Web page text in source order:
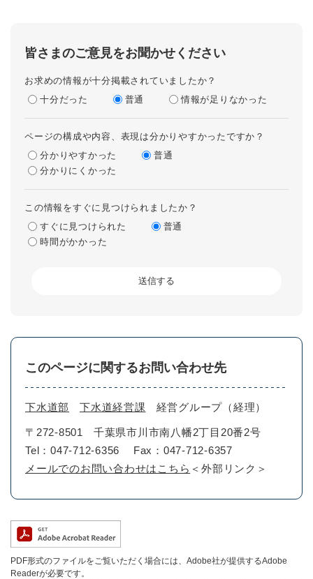
皆さまのご意見をお聞かせください
お求めの情報が十分掲載されていましたか？
十分だった
普通 情報が足りなかった
ページの構成や内容、表現は分かりやすかったですか？
分かりやすかった
普通
分かりにくかった
この情報をすぐに見つけられましたか？
すぐに見つけられた
普通
時間がかかった
このページに関するお問い合わせ先
下水道部 下水道経営課 経営グループ（経理）
〒272-8501
千葉県市川市南八幡2丁目20番2号
Tel：047-712-6356
Fax：047-712-6357
メールでのお問い合わせはこちら ＜外部リンク＞
PDF形式のファイルをご覧いただく場合には、Adobe社が提供するAdobe
Readerが必要です。